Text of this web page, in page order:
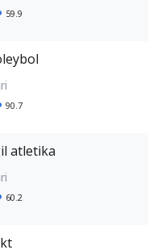
59.9
90.7
atletika
60.2